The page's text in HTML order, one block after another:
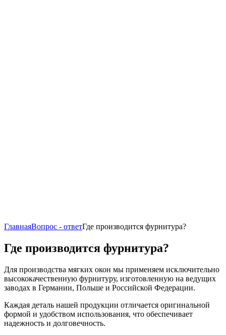
ГлавнаяВопрос - ответГде производится фурнитура?
Где производится фурнитура?
Для производства мягких окон мы применяем исключительно
высококачественную фурнитуру, изготовленную на ведущих
заводах в Германии, Польше и Российской Федерации.
Каждая деталь нашей продукции отличается оригинальной
формой и удобством использования, что обеспечивает
надежность и долговечность.